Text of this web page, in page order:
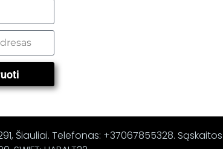
Šiauliai. Telefonas: +37067855328. Sąskaitos